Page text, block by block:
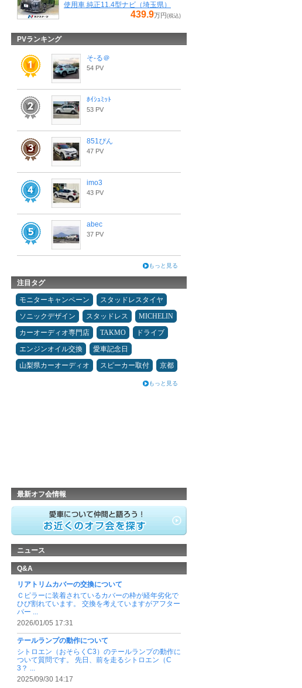
使用車 純正11.4型ナビ（埼玉県）
439.9万円 (税込)
PVランキング
そ-る＠
54 PV
ﾎｲｼｭﾐｯﾄ
53 PV
851ぴん
47 PV
imo3
43 PV
abec
37 PV
もっと見る
注目タグ
モニターキャンペーン
スタッドレスタイヤ
ソニックデザイン
スタッドレス
MICHELIN
カーオーディオ専門店
TAKMO
ドライブ
エンジンオイル交換
愛車記念日
山梨県カーオーディオ
スピーカー取付 京都
もっと見る
最新オフ会情報
ニュース
Q&A
リアトリムカバーの交換について
Ｃピラーに装着されているカバーの枠が経年劣化で
ひび割れています。 交換を考えていますがアフター
パー ...
2026/01/05 17:31
テールランプの動作について
シトロエン（おそらくC3）のテールランプの動作に
ついて質問です。 先日、前を走るシトロエン（C
3？ ...
2025/09/30 14:17